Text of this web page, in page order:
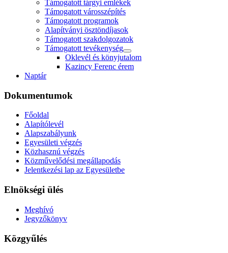
Támogatott tárgyi emlékek
Támogatott városszépítés
Támogatott programok
Alapítványi ösztöndíjasok
Támogatott szakdolgozatok
Támogatott tevékenység
Oklevél és könyjutalom
Kazincy Ferenc érem
Naptár
Dokumentumok
Főoldal
Alapítólevél
Alapszabályunk
Egyesületi végzés
Közhasznú végzés
Közművelődési megállapodás
Jelentkezési lap az Egyesületbe
Elnökségi ülés
Meghívó
Jegyzőkönyv
Közgyűlés